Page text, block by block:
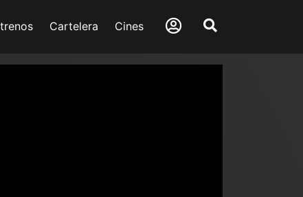
Cartelera Cines